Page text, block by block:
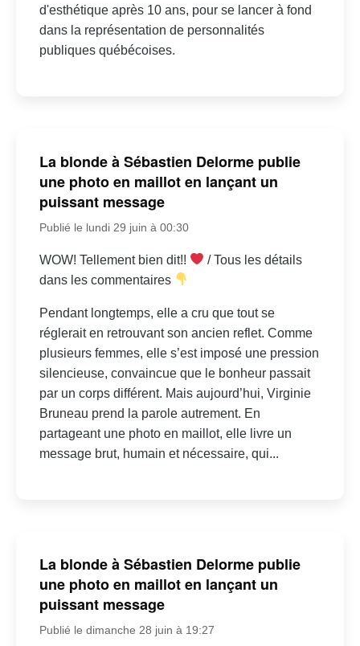
d'esthétique après 10 ans, pour se lancer à fond
dans la représentation de personnalités
publiques québécoises.
La blonde à Sébastien Delorme publie
une photo en maillot en lançant un
puissant message
Publié le lundi 29 juin à 00:30
WOW! Tellement bien dit!!
/ Tous les détails
dans les commentaires
Pendant longtemps, elle a cru que tout se
réglerait en retrouvant son ancien reflet. Comme
plusieurs femmes, elle s’est imposé une pression
silencieuse, convaincue que le bonheur passait
par un corps différent. Mais aujourd’hui, Virginie
Bruneau prend la parole autrement. En
partageant une photo en maillot, elle livre un
message brut, humain et nécessaire, qui...
La blonde à Sébastien Delorme publie
une photo en maillot en lançant un
puissant message
Publié le dimanche 28 juin à 19:27